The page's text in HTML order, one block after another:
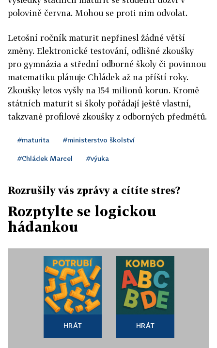
polovině června. Mohou se proti nim odvolat.
Letošní ročník maturit nepřinesl žádné větší
změny. Elektronické testování, odlišné zkoušky
pro gymnázia a střední odborné školy či povinnou
matematiku plánuje Chládek až na příští roky.
Zkoušky letos vyšly na 154 milionů korun. Kromě
státních maturit si školy pořádají ještě vlastní,
takzvané profilové zkoušky z odborných předmětů.
#maturita #ministerstvo školství
#Chládek Marcel #výuka
Rozrušily vás zprávy a cítíte stres?
Rozptylte se logickou
hádankou
HRÁT HRÁT